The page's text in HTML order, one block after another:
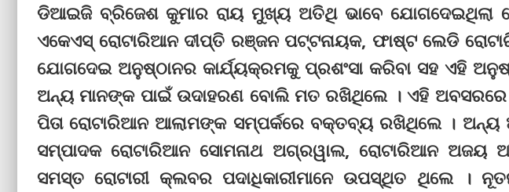
ଡିଆଇଜି ବ୍ରିଜେଶ କୁମାର ରାୟ ମୁଖ୍ୟ ଅତିଥି ଭାବେ ଯୋଗଦେଇଥିଲା
ଏକେଏସ୍‌ ରୋଟାରିଆନ ଦୀପ୍ତି ରଞ୍ଜନ ପଟ୍ଟନାୟକ, ଫାଷ୍ଟ ଲେଡି
ଯୋଗଦେଇ ଅନୁଷ୍ଠାନର କାର୍ଯ୍ୟକ୍ରମକୁ ପ୍ରଶଂସା କରିବା ସହ ଏହି
ଅନ୍ୟ ମାନଙ୍କ ପାଇଁ ଉଦାହରଣ ବୋଲି ମତ ରଖିଥିଲେ । ଏହି ଅବସରରେ
ପିତା ରୋଟାରିଆନ ଆଲାମଙ୍କ ସମ୍ପର୍କରେ ବକ୍ତବ୍ୟ ରଖିଥିଲେ ।
ସମ୍ପାଦକ ରୋଟାରିଆନ ସୋମନାଥ ଅଗ୍ରୱାଲ, ରୋଟାରିଆନ ଅଜୟ
ସମସ୍ତ ରୋଟାରୀ କ୍ଲବର ପଦାଧିକାରୀମାନେ ଉପସ୍ଥିତ ଥିଲେ ।